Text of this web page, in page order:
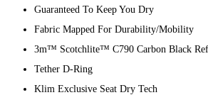
Guaranteed To Keep You Dry
Fabric Mapped For Durability/Mobility
3m™ Scotchlite™ C790 Carbon Black
Tether D-Ring
Klim Exclusive Seat Dry Tech